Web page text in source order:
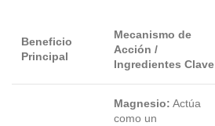
Beneficio
Principal
Mecanismo de
Acción /
Ingredientes Clave
Magnesio: Actúa
como un